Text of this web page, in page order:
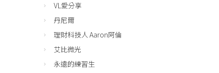
VL愛分享
丹尼爾
理財科技人 Aaron阿倫
艾比微光
永遠的練習生